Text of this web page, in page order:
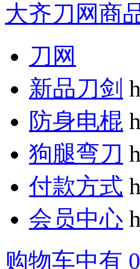
大齐刀网商
刀网
新品刀剑
防身电棍
狗腿弯刀
付款方式
会员中心
购物车中有